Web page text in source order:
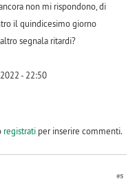
non mi rispondono, di
il quindicesimo giorno
segnala ritardi?
- 22:50
registratiper inserire commenti.
#5